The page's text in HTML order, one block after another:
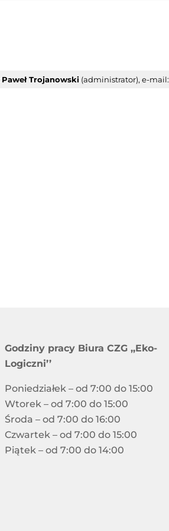
Paweł Trojanowski (administrator), e-mail:
Godziny pracy Biura CZG ,,Eko-
Logiczni’’
Poniedziałek – od 7:00 do 15:00
Wtorek – od 7:00 do 15:00
Środa – od 7:00 do 16:00
Czwartek – od 7:00 do 15:00
Piątek – od 7:00 do 14:00